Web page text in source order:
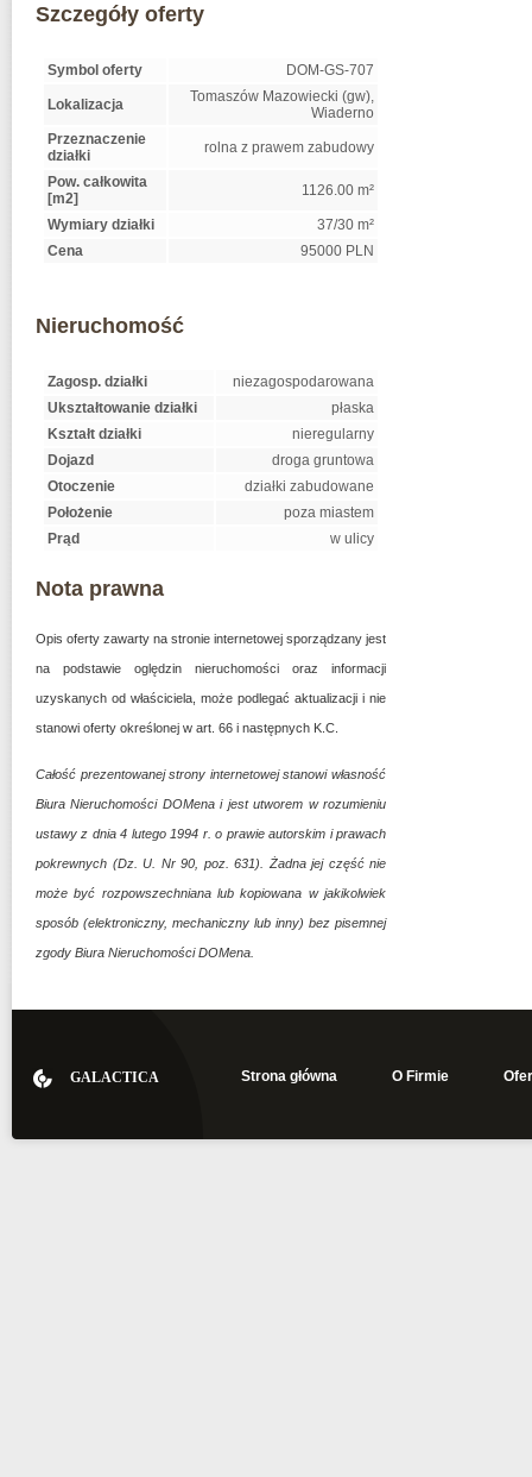
Szczegóły oferty
Symbol oferty DOM-GS-707
Lokalizacja
Tomaszów Mazowiecki (gw),
Wiaderno
Przeznaczenie
działki
rolna z prawem zabudowy
Pow. całkowita
[m2]
1126.00 m²
Wymiary działki
37/30 m²
Cena
95000 PLN
Nieruchomość
Zagosp. działki
niezagospodarowana
Ukształtowanie działki
płaska
Kształt działki
nieregularny
Dojazd
droga gruntowa
Otoczenie
działki zabudowane
Położenie
poza miastem
Prąd
w ulicy
Nota prawna
Opis oferty zawarty na stronie internetowej sporządzany jest
na podstawie oględzin nieruchomości oraz informacji
uzyskanych od właściciela, może podlegać aktualizacji i nie
stanowi oferty określonej w art. 66 i następnych K.C.
Całość prezentowanej strony internetowej stanowi własność
Biura Nieruchomości DOMena i jest utworem w rozumieniu
ustawy z dnia 4 lutego 1994 r. o prawie autorskim i prawach
pokrewnych (Dz. U. Nr 90, poz. 631). Żadna jej część nie
może być rozpowszechniana lub kopiowana w jakikolwiek
sposób (elektroniczny, mechaniczny lub inny) bez pisemnej
zgody Biura Nieruchomości DOMena.
Strona główna O Firmie
GALACTICA